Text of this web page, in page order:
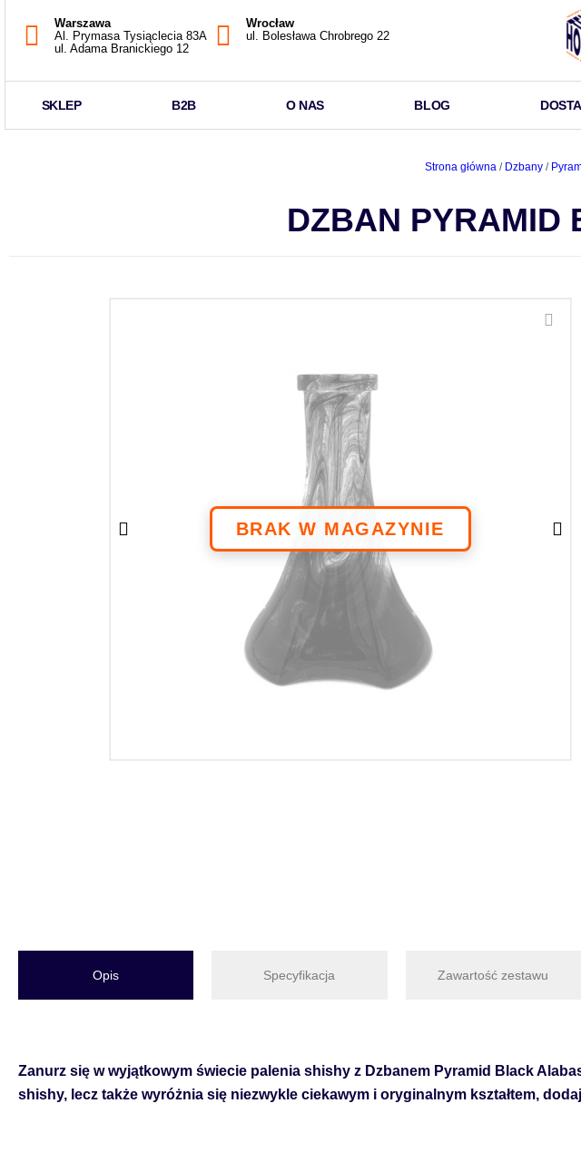
Warszawa
Al. Prymasa Tysiąclecia 83A
ul. Adama Branickiego 12
Wrocław
ul. Bolesława Chrobrego 22
SKLEP B2B O NAS BLOG
Strona główna / Dzbany /
DZBAN PYRAMID
Opis Specyfikacja Zawartość zestawu
Zanurz się w wyjątkowym świecie palenia shishy z Dzbanem Pyramid Black
shishy, lecz także wyróżnia się niezwykle ciekawym i oryginalnym kształtem,